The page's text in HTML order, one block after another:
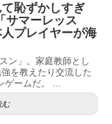
恥ずかしすぎ
サマーレッス
プレイヤーが海
ン」。家庭教師とし
を教えたり交流した
ームだ。 ...
む